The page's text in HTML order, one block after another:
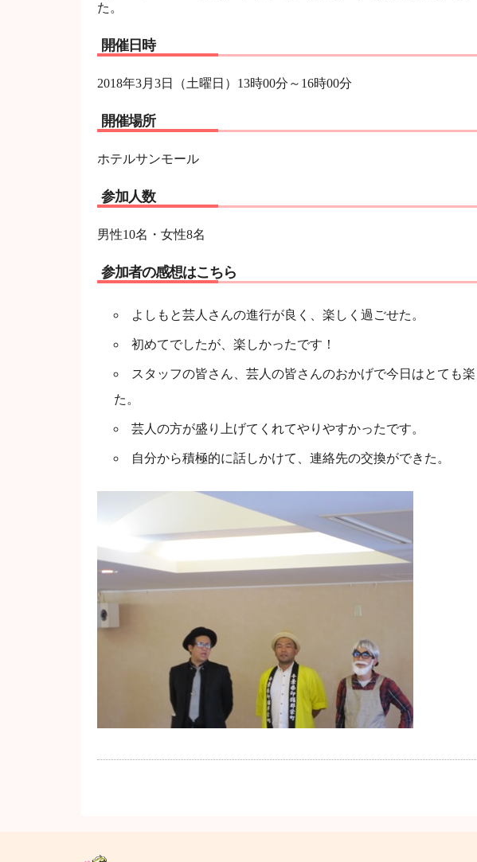
た。
開催日時
2018年3月3日（土曜日）13時00分～16時00分
開催場所
ホテルサンモール
参加人数
男性10名・女性8名
参加者の感想はこちら
よしもと芸人さんの進行が良く、楽しく過ごせた。
初めてでしたが、楽しかったです！
スタッフの皆さん、芸人の皆さんのおかげで今日はとても
た。
芸人の方が盛り上げてくれてやりやすかったです。
自分から積極的に話しかけて、連絡先の交換ができた。